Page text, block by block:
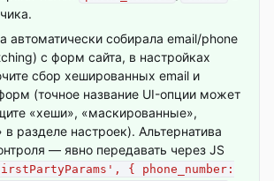
автоматически собирала email/phone
с форм сайта, в настройках
сбор хешированных email и
(точное название UI-опции может
«хеши», «маскированные»,
в разделе настроек). Альтернатива
— явно передавать через JS
{ phone_number: